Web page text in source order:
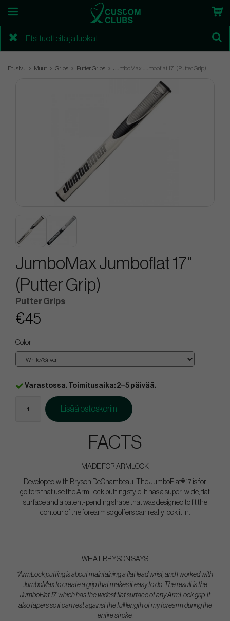
Etusivu Muut Grips Putter Grips JumboMax Jumboflat 17" (Putter Grip)
JumboMax Jumboflat 17"
(Putter Grip)
Putter Grips
€45
Color
Varastossa. Toimitusaika: 2–5 päivää.
Lisää ostoskoriin
FACTS
MADE FOR ARMLOCK
Developed with Bryson DeChambeau. The JumboFlat® 17 is for
golfers that use the ArmLock putting style. It has a super-wide, flat
surface and a patent-pending shape that was designed to fit the
contour of the forearm so golfers can really lock it in.
WHAT BRYSON SAYS
“ArmLock putting is about maintaining a flat lead wrist, and I worked with
JumboMax to create a grip that makes it easy to do. The result is the
JumboFlat 17, which has the widest flat surface of any ArmLock grip. It
also tapers so it can rest against the full length of my forearm during the
entire stroke.